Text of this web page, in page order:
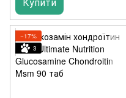
−17%
3